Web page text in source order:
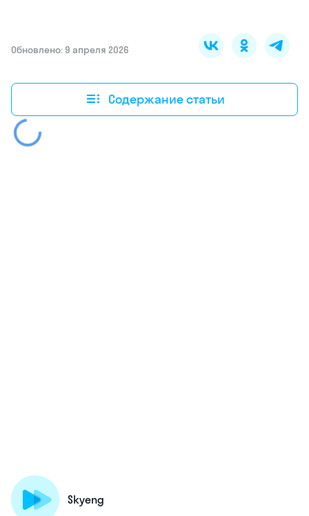
Обновлено: 9 апреля 2026
Содержание статьи
Skyeng